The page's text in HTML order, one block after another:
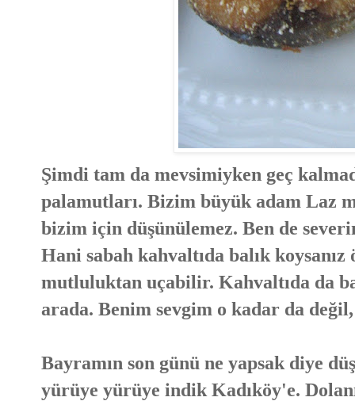
Şimdi tam da mevsimiyken geç
palamutları. Bizim büyük adam Laz
bizim için düşünülemez. Ben de
Hani sabah kahvaltıda balık
mutluluktan uçabilir. Kahvaltıda da
arada. Benim sevgim o kadar da
Bayramın son günü ne yapsak diye
yürüye yürüye indik Kadıköy'e.